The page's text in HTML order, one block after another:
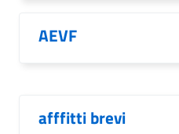
AEVF
afffitti brevi